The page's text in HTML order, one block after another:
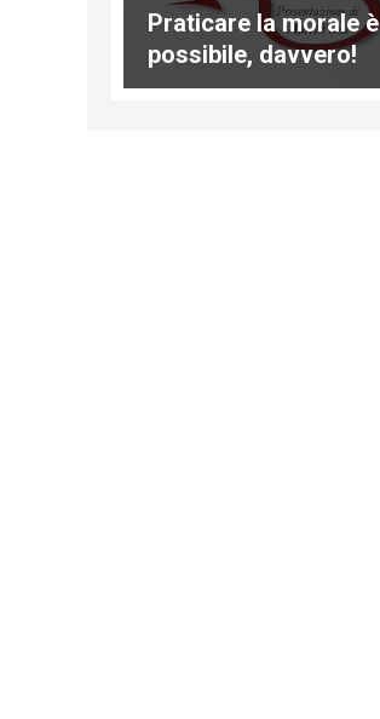
Praticare la morale è
possibile, davvero!